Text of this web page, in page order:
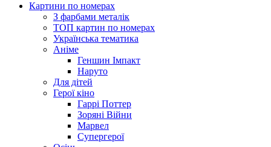
Картини по номерах
З фарбами металік
ТОП картин по номерах
Українська тематика
Аніме
Геншин Імпакт
Наруто
Для дітей
Герої кіно
Гаррі Поттер
Зоряні Війни
Марвел
Супергерої